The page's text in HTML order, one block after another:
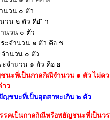
นวน ๐ ตัว
วน ๒ ตัว คือ ิ า
นวน ๐ ตัว
ะจำนวน ๑ ตัว คือ ช
ำนวน ๐ ตัว
จำนวน ๑ ตัว คือ ธ
นะที่เป็นกาลกิณีจำนวน ๑ ตัว ไม่ค
าว
ญชนะที่เป็นอุตสาหะเกิน ๒ ตัว
รคเป็นกาลกิณีหรือพยัญชนะที่เป็นว